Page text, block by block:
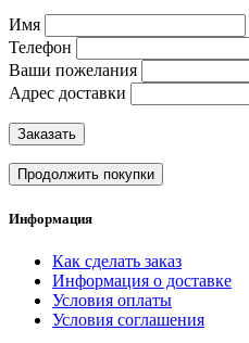
Имя
Телефон
Ваши пожелания
Адрес доставки
Заказать
Продолжить покупки
Информация
Как сделать заказ
Информация о доставке
Условия оплаты
Условия соглашения